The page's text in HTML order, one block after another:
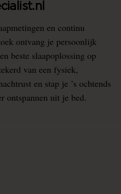
en continu
ontvang je persoonlijk
beste slaapoplossing op
van een fysiek,
en stap je ’s ochtends
ontspannen uit je bed.